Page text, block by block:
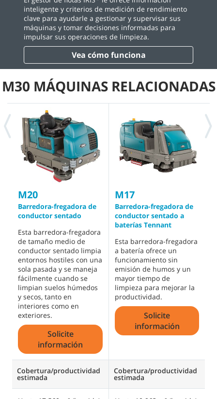
inteligente y criterios de medición de rendimiento
clave para ayudarle a gestionar y supervisar sus
máquinas y tomar decisiones informadas para
impulsar sus operaciones de limpieza.
Vea cómo funciona
M30 MÁQUINAS RELACIONADAS
M20
Barredora-fregadora de
conductor sentado
Esta barredora-fregadora
de tamaño medio de
conductor sentado limpia
entornos hostiles con una
sola pasada y se maneja
fácilmente cuando se
limpian suelos húmedos
y secos, tanto en
interiores como en
exteriores.
Solicite
información
Cobertura/productividad
estimada
M17
Barredora-fregadora de
conductor sentado a
baterías Tennant
Esta barredora-fregadora
a batería ofrece un
funcionamiento sin
emisión de humos y un
mayor tiempo de
limpieza para mejorar la
productividad.
Solicite
información
Cobertura/productividad
estimada